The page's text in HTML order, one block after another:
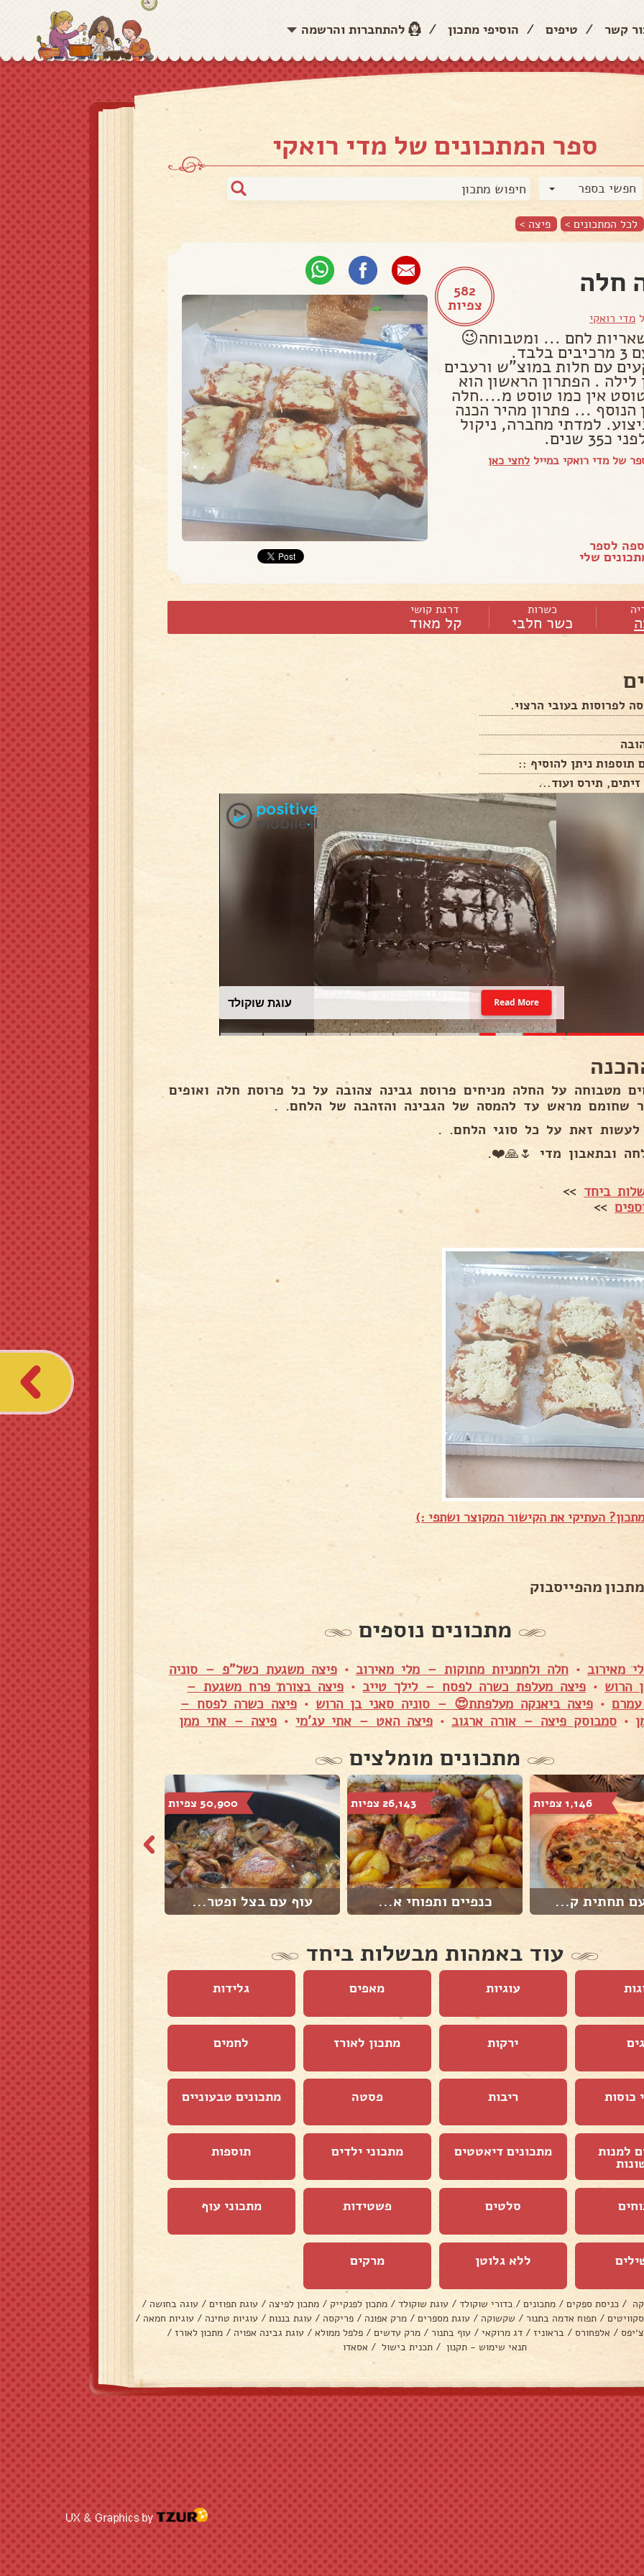
קשר / טיפים / הוסיפי מתכון / להתחברות והרשמה
ספר המתכונים של מדי רואקי
חפשי בספר
לכל המתכונים > פיצה >
582
צפיות
חלה
מדי רואקי
לחם ... ומטבוחה😉
פיצה עם 3 מרכיבים בלבד.
עם חלות במוצ"ש ורעבים
לילה . הפתרון הראשון הוא
אין כמו טוסט מ....חלה
הנוסף ... פתרון מהיר הכנה
למדתי מחברה, ניקול
שנים.
של מדי רואקי במייל לחצי כאן
לספר
שלי
כשרות
כשר חלבי
דרגת קושי
קל מאוד
לפרוסות בעובי הרצוי.
תוספות ניתן להוסיף ::
תירס ועוד...
עוגת שוקולד Read More
מטבוחה על החלה מניחים פרוסת גבינה צהובה על כל פרוסת חלה ואופים
שחומם מראש עד להמסה של הגבינה והזהבה של הלחם. .
לעשות זאת על כל סוגי הלחם. .
ובתאבון מדי 🌷🙏❤️.
ביחד >>
>>
העתיקי את הקישור המקוצר ושתפי :)
מהפייסבוק
מתכונים נוספים
מאירוב •חלה ולחמניות מתוקות – מלי מאירוב •פיצה משגעת כשל"פ – סוניה
הרוש • פיצה מעלפת כשרה לפסח – לילך טייב • פיצה בצורת פרח משגעת –
•פיצה ביאנקה מעלפתת😍 – סוניה סאני בן הרוש •פיצה כשרה לפסח –
• סמבוסק פיצה – אורה ארגוב • פיצה האט – אתי עג'מי • פיצה – אתי ממן
מתכונים מומלצים
1,146 צפיות
תחתית ק...
26,143 צפיות
כנפיים ותפוחי א...
50,900 צפיות
עוף עם בצל ופטר...
עוד באמהות מבשלות ביחד
עוגיות מאפים גלידות
ירקות מתכון לאורז לחמים
כוסות ריבות פסטה מתכונים טבעוניים
למנות מתכונים דיאטטים מתכוני ילדים תוספות
סלטים פשטידות מתכוני עוף
ללא גלוטן מרקים
/ כניסת ספקים / מתכונים / כדורי שוקולד / עוגת שוקולד / מתכון לפנקייק / מתכון לפיצה / עוגת תפוזים / עוגה בחושה /
/ תפוח אדמה בתנור / שקשוקה / עוגת מספרים / מרק אפונה / פריקסה / עוגת בננות / עוגיות טחינה / עוגיות חמאה /
/ אלפחורס / בראוניז / דג מרוקאי / עוף בתנור / מרק עדשים / פלפל ממולא / עוגת גבינה אפויה / מתכון לאורז /
תנאי שימוש - תקנון / תכנית בישול / אסאדו